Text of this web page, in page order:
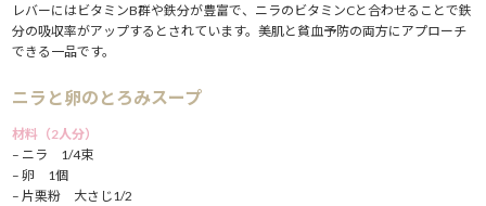
レバーにはビタミンB群や鉄分が豊富で、ニラのビタミンCと合わせることで鉄
分の吸収率がアップするとされています。美肌と貧血予防の両方にアプローチ
できる一品です。
ニラと卵のとろみスープ
材料（2人分）
– ニラ 1/4束
– 卵 1個
– 片栗粉 大さじ1/2